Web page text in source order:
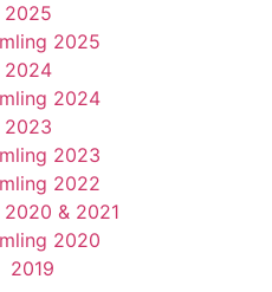
2025
2025
2024
2024
2023
2023
2022
& 2021
2020
2019